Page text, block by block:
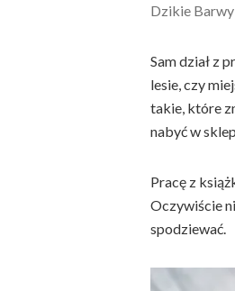
Dzikie
Sam dział z
lesie, czy
takie, które
nabyć w
Pracę z
Oczywiście
spodziewać.